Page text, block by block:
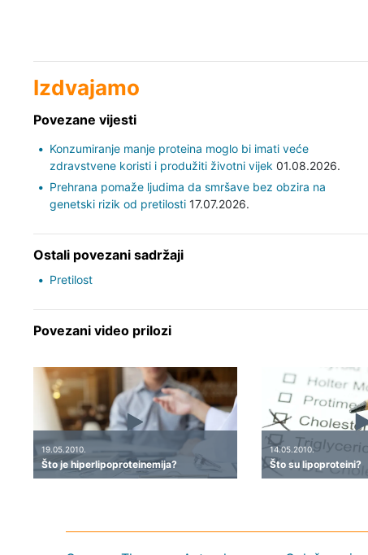
Izdvajamo
Povezane vijesti
Konzumiranje manje proteina moglo bi imati veće
zdravstvene koristi i produžiti životni vijek 01.08.2026.
Prehrana pomaže ljudima da smršave bez obzira na
genetski rizik od pretilosti17.07.2026.
Ostali povezani sadržaji
Pretilost
Povezani video prilozi
19.05.2010.
Što je hiperlipoproteinemija?
14.05.2010.
Što su lipoproteini?